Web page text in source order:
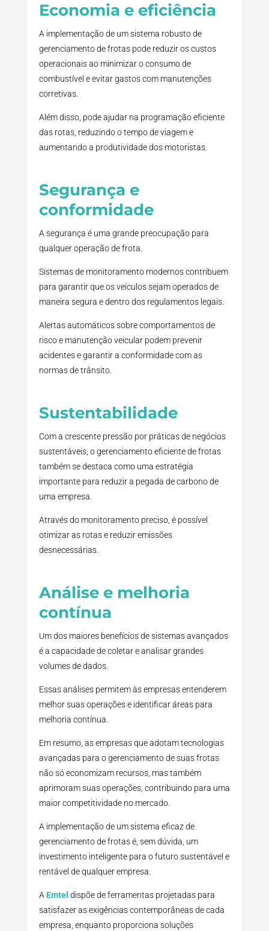
Economia e eficiência
A implementação de um sistema robusto de
gerenciamento de frotas pode reduzir os custos
operacionais ao minimizar o consumo de
combustível e evitar gastos com manutenções
corretivas.
Além disso, pode ajudar na programação eficiente
das rotas, reduzindo o tempo de viagem e
aumentando a produtividade dos motoristas.
Segurança e
conformidade
A segurança é uma grande preocupação para
qualquer operação de frota.
Sistemas de monitoramento modernos contribuem
para garantir que os veículos sejam operados de
maneira segura e dentro dos regulamentos legais.
Alertas automáticos sobre comportamentos de
risco e manutenção veicular podem prevenir
acidentes e garantir a conformidade com as
normas de trânsito.
Sustentabilidade
Com a crescente pressão por práticas de negócios
sustentáveis, o gerenciamento eficiente de frotas
também se destaca como uma estratégia
importante para reduzir a pegada de carbono de
uma empresa.
Através do monitoramento preciso, é possível
otimizar as rotas e reduzir emissões
desnecessárias.
Análise e melhoria
contínua
Um dos maiores benefícios de sistemas avançados
é a capacidade de coletar e analisar grandes
volumes de dados.
Essas análises permitem às empresas entenderem
melhor suas operações e identificar áreas para
melhoria contínua.
Em resumo, as empresas que adotam tecnologias
avançadas para o gerenciamento de suas frotas
não só economizam recursos, mas também
aprimoram suas operações, contribuindo para uma
maior competitividade no mercado.
A implementação de um sistema eficaz de
gerenciamento de frotas é, sem dúvida, um
investimento inteligente para o futuro sustentável e
rentável de qualquer empresa.
AEmtel dispõe de ferramentas projetadas para
satisfazer as exigências contemporâneas de cada
empresa, enquanto proporciona soluções